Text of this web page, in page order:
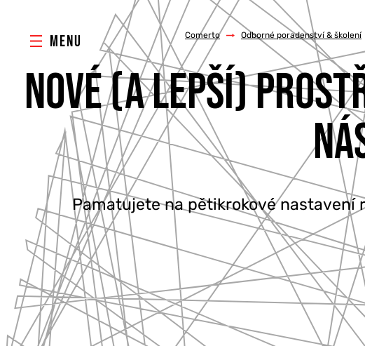
MENU Comerto / Odborné poradenství & školení
NOVÉ (A LEPŠÍ)
Pamatujete na pětikrokové nastavení